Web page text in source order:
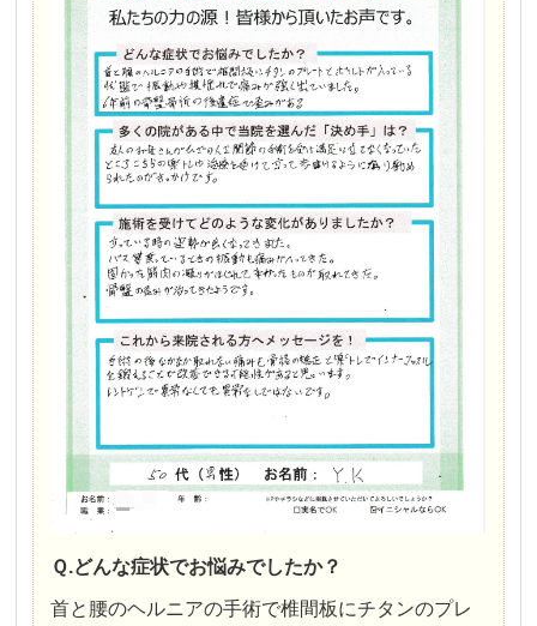
Ｑ.どんな症状でお悩みでしたか？
首と腰のヘルニアの手術で椎間板にチタンのプレ